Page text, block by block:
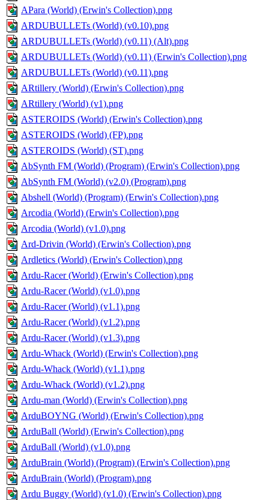
APara (World) (Erwin's Collection).png
ARDUBULLETs (World) (v0.10).png
ARDUBULLETs (World) (v0.11) (Alt).png
ARDUBULLETs (World) (v0.11) (Erwin's Collection).png
ARDUBULLETs (World) (v0.11).png
ARtillery (World) (Erwin's Collection).png
ARtillery (World) (v1).png
ASTEROIDS (World) (Erwin's Collection).png
ASTEROIDS (World) (FP).png
ASTEROIDS (World) (ST).png
AbSynth FM (World) (Program) (Erwin's Collection).png
AbSynth FM (World) (v2.0) (Program).png
Abshell (World) (Program) (Erwin's Collection).png
Arcodia (World) (Erwin's Collection).png
Arcodia (World) (v1.0).png
Ard-Drivin (World) (Erwin's Collection).png
Ardletics (World) (Erwin's Collection).png
Ardu-Racer (World) (Erwin's Collection).png
Ardu-Racer (World) (v1.0).png
Ardu-Racer (World) (v1.1).png
Ardu-Racer (World) (v1.2).png
Ardu-Racer (World) (v1.3).png
Ardu-Whack (World) (Erwin's Collection).png
Ardu-Whack (World) (v1.1).png
Ardu-Whack (World) (v1.2).png
Ardu-man (World) (Erwin's Collection).png
ArduBOYNG (World) (Erwin's Collection).png
ArduBall (World) (Erwin's Collection).png
ArduBall (World) (v1.0).png
ArduBrain (World) (Program) (Erwin's Collection).png
ArduBrain (World) (Program).png
Ardu Buggy (World) (v1.0) (Erwin's Collection).png